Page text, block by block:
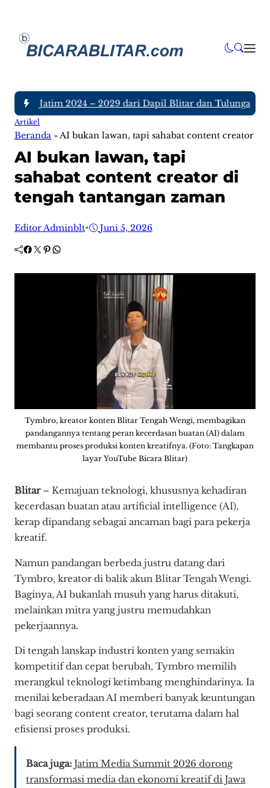
Jatim 2024 – 2029 dari Dapil Blitar dan Tulungagung,
Artikel
Beranda » AI bukan lawan, tapi sahabat content creator di
AI bukan lawan, tapi
sahabat content creator di
tengah tantangan zaman
Editor Adminblt• Juni 5, 2026
Facebook Twitter Pinterest WhatsApp
Tymbro, kreator konten Blitar Tengah Wengi, membagikan
pandangannya tentang peran kecerdasan buatan (AI) dalam
membantu proses produksi konten kreatifnya. (Foto: Tangkapan
layar YouTube Bicara Blitar)
Blitar– Kemajuan teknologi, khususnya kehadiran
kecerdasan buatan atau artificial intelligence (AI),
kerap dipandang sebagai ancaman bagi para pekerja
kreatif.
Namun pandangan berbeda justru datang dari
Tymbro, kreator di balik akun Blitar Tengah Wengi.
Baginya, AI bukanlah musuh yang harus ditakuti,
melainkan mitra yang justru memudahkan
pekerjaannya.
Di tengah lanskap industri konten yang semakin
kompetitif dan cepat berubah, Tymbro memilih
merangkul teknologi ketimbang menghindarinya. Ia
menilai keberadaan AI memberi banyak keuntungan
bagi seorang content creator, terutama dalam hal
efisiensi proses produksi.
Baca juga: Jatim Media Summit 2026 dorong
transformasi media dan ekonomi kreatif di Jawa